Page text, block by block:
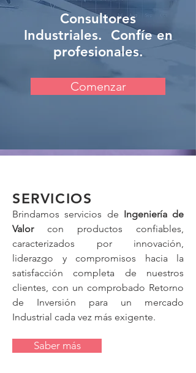
Consultores
Industriales. Confíe en
profesionales.
Comenzar
SERVICIOS
Brindamos servicios de Ingeniería de
Valorcon productos confiables,
caracterizados por innovación,
liderazgo y compromisos hacia la
satisfacción completa de nuestros
clientes, con un comprobado Retorno
de Inversión para un mercado
Industrial cada vez más exigente.
Saber más